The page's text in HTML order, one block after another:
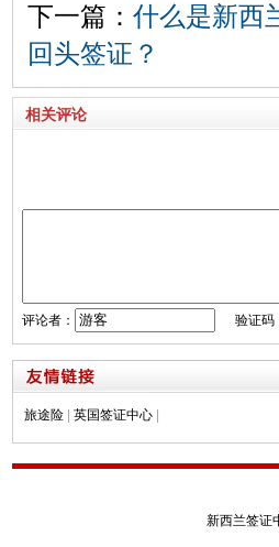
下一篇： 什么是新西
回头签证？
相关评论
评论者： 验证码
旅途险 英国签证中心
新西兰签证